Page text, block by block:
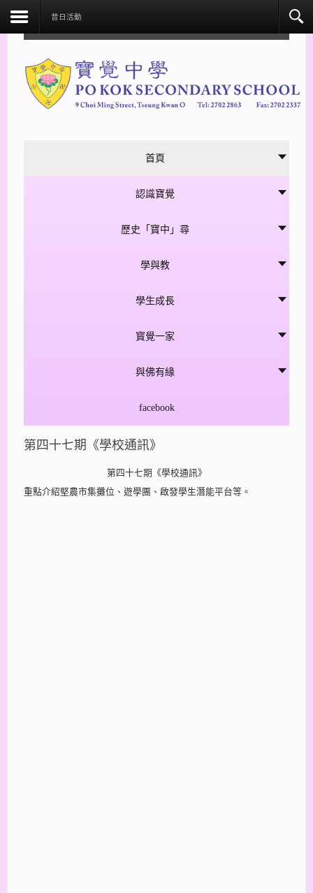
昔日活動
首頁
認識寶覺
歷史「寶中」尋
學與教
學生成長
寳覺一家
與佛有緣
facebook
第四十七期《學校通訊》
第四十七期《學校通訊》
重點介紹堅農市集攤位、遊學團、啟發學生潛能平台等。